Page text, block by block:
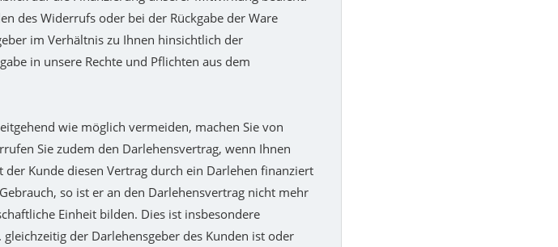
des Widerrufs oder bei der Rückgabe der Ware
im Verhältnis zu Ihnen hinsichtlich der
in unsere Rechte und Pflichten aus dem
wie möglich vermeiden, machen Sie von
Sie zudem den Darlehensvertrag, wenn Ihnen
Kunde diesen Vertrag durch ein Darlehen finanziert
so ist er an den Darlehensvertrag nicht mehr
Einheit bilden. Dies ist insbesondere
der Darlehensgeber des Kunden ist oder